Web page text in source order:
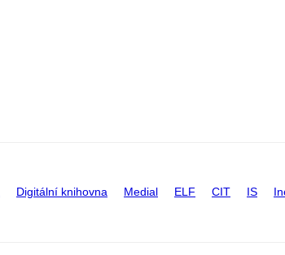
Digitální knihovna Medial ELF CIT IS